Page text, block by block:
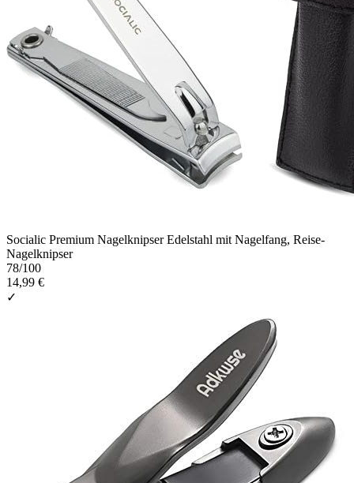
Socialic Premium Nagelknipser Edelstahl mit Nagelfang, Reise-
Nagelknipser
78/100
14,99 €
✓